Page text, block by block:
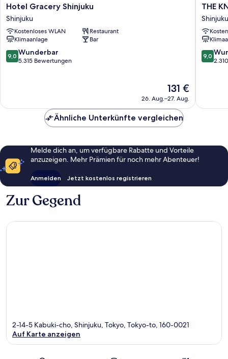
Hotel
Gracery
Shinjuku
Shinjuku
Hotel Gracery Shinjuku
Shinjuku
Kostenloses WLAN
Restaurant
Klimaanlage
Bar
9.0
von
9,0 Wunderbar
5.315 Bewertungen
Der
Preis
beträgt
131 €
131 €
26. Aug.–27. Aug.
THE
KNOT
TOKYO
Shinjuku
Shinjuku
THE
Shinjuku
9.0
von
9,0
Ähnliche Unterkünfte vergleichen
Melde dich an, um verfügbare Rabatte und Vorteile
anzuzeigen. Mehr Prämien für noch mehr Abenteuer!
Anmelden Jetzt kostenlos registrieren
Zur Gegend
2-14-5 Kabuki-cho, Shinjuku, Tokyo, Tokyo-to, 160-0021
Auf Karte anzeigen